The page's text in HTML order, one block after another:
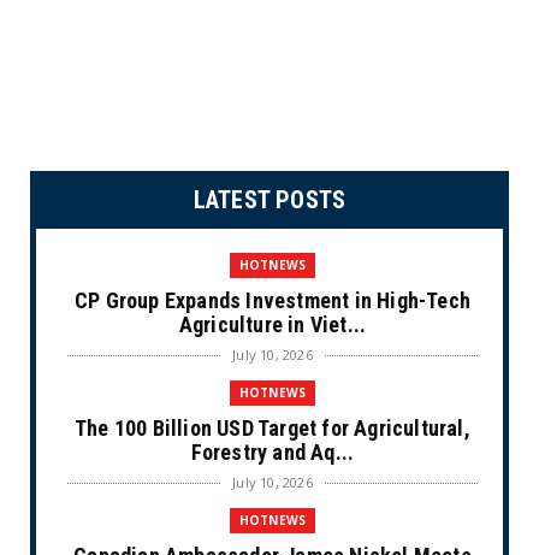
LATEST POSTS
HOTNEWS
CP Group Expands Investment in High-Tech
Agriculture in Viet...
July 10, 2026
HOTNEWS
The 100 Billion USD Target for Agricultural,
Forestry and Aq...
July 10, 2026
HOTNEWS